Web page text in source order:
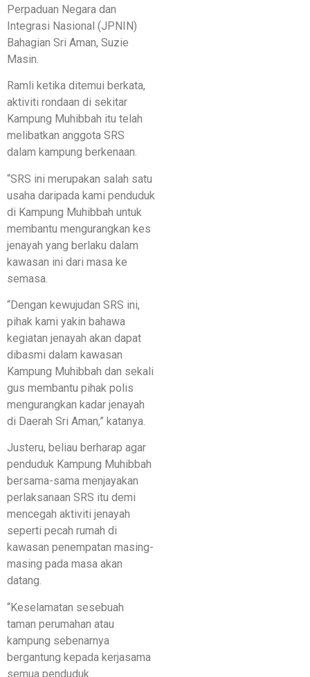
Perpaduan Negara dan
Integrasi Nasional (JPNIN)
Bahagian Sri Aman, Suzie
Masin.
Ramli ketika ditemui berkata,
aktiviti rondaan di sekitar
Kampung Muhibbah itu telah
melibatkan anggota SRS
dalam kampung berkenaan.
“SRS ini merupakan salah satu
usaha daripada kami penduduk
di Kampung Muhibbah untuk
membantu mengurangkan kes
jenayah yang berlaku dalam
kawasan ini dari masa ke
semasa.
“Dengan kewujudan SRS ini,
pihak kami yakin bahawa
kegiatan jenayah akan dapat
dibasmi dalam kawasan
Kampung Muhibbah dan sekali
gus membantu pihak polis
mengurangkan kadar jenayah
di Daerah Sri Aman,” katanya.
Justeru, beliau berharap agar
penduduk Kampung Muhibbah
bersama-sama menjayakan
perlaksanaan SRS itu demi
mencegah aktiviti jenayah
seperti pecah rumah di
kawasan penempatan masing-
masing pada masa akan
datang.
“Keselamatan sesebuah
taman perumahan atau
kampung sebenarnya
bergantung kepada kerjasama
semua penduduk.